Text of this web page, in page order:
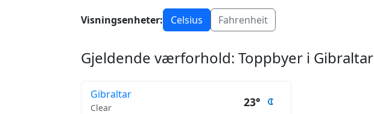
Visningsenheter: Celsius Fahrenheit
Gjeldende værforhold: Toppbyer i Gibraltar
Gibraltar
Clear 23°